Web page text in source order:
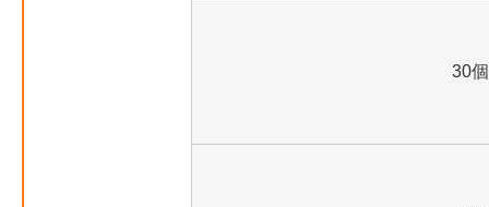
30個